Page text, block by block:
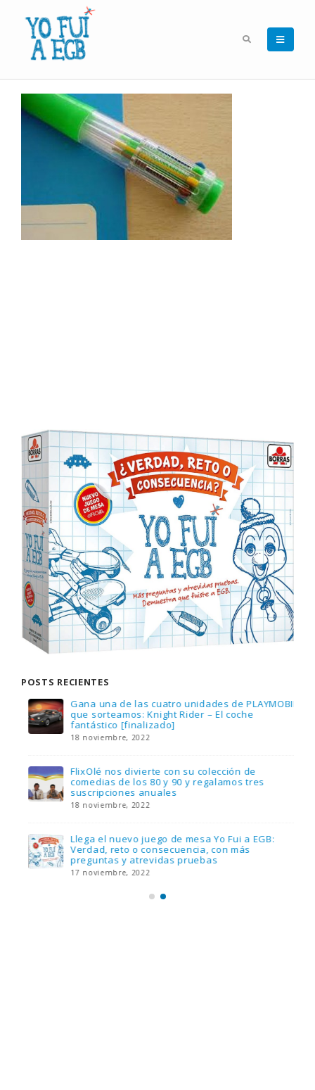
POSTS RECIENTES
Gana una de las cuatro unidades de PLAYMOBIL
que sorteamos: Knight Rider – El coche
fantástico [finalizado]
18 noviembre, 2022
FlixOlé nos divierte con su colección de
comedias de los 80 y 90 y regalamos tres
suscripciones anuales
18 noviembre, 2022
Llega el nuevo juego de mesa Yo Fui a EGB:
Verdad, reto o consecuencia, con más
preguntas y atrevidas pruebas
17 noviembre, 2022